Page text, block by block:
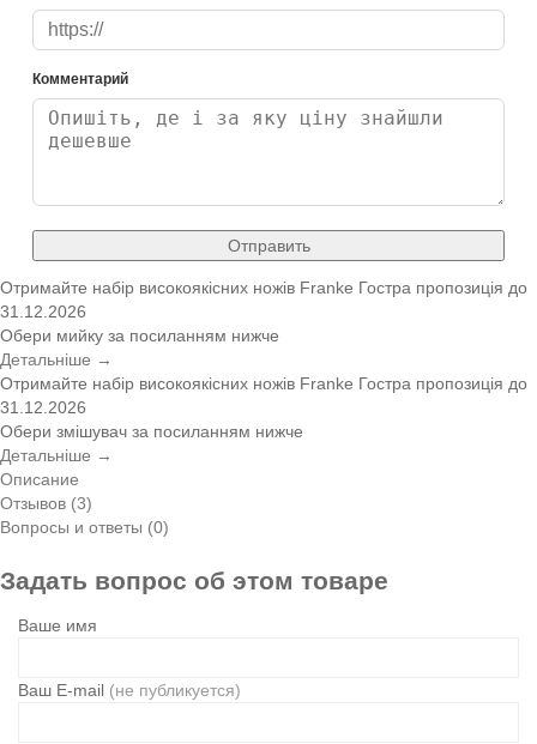
Комментарий
Отправить
Отримайте набір високоякісних ножів Franke Гостра пропозиція до
31.12.2026
Обери мийку за посиланням нижче
Детальніше →
Отримайте набір високоякісних ножів Franke Гостра пропозиція до
31.12.2026
Обери змішувач за посиланням нижче
Детальніше →
Описание
Отзывов (3)
Вопросы и ответы (0)
Задать вопрос об этом товаре
Ваше имя
Ваш E-mail (не публикуется)